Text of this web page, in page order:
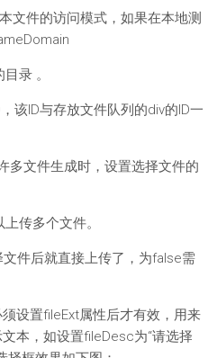
件的访问模式，如果在本地测
录 。
ID与存放文件队列的div的ID一
文件生成时，设置选择文件的
传多个文件。
件后就直接上传了，为false需
置fileExt属性后才有效，用来
本，如设置fileDesc为“请选择